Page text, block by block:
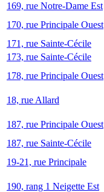
169, rue Notre-Dame Est
170, rue Principale Ouest
171, rue Sainte-Cécile
173, rue Sainte-Cécile
178, rue Principale Ouest
18, rue Allard
187, rue Principale Ouest
187, rue Sainte-Cécile
19-21, rue Principale
190, rang 1 Neigette Est